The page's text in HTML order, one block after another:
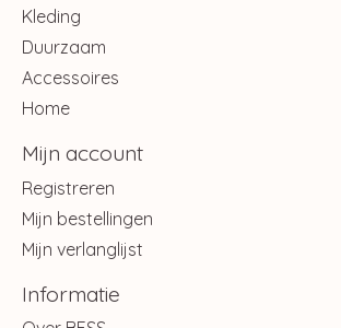
Kleding
Duurzaam
Accessoires
Home
Mijn account
Registreren
Mijn bestellingen
Mijn verlanglijst
Informatie